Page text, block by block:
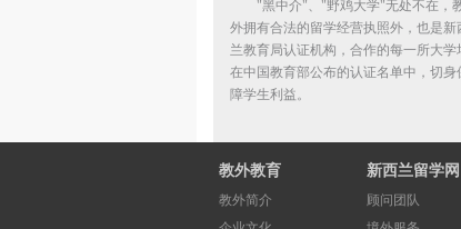
"黑中介"、"野鸡大学"无处不在，
外拥有合法的留学经营执照外，也是新
兰教育局认证机构，合作的每一所大学
在中国教育部公布的认证名单中，切身
障学生利益。
教外教育
教外简介
新西兰留学网
顾问团队